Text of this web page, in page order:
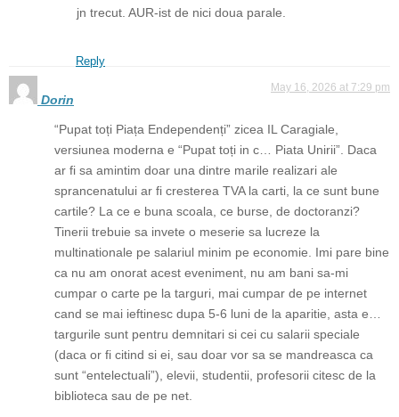
jn trecut. AUR-ist de nici doua parale.
Reply
Dorin
May 16, 2026 at 7:29 pm
“Pupat toți Piața Endependenți” zicea IL Caragiale,
versiunea moderna e “Pupat toți in c… Piata Unirii”. Daca
ar fi sa amintim doar una dintre marile realizari ale
sprancenatului ar fi cresterea TVA la carti, la ce sunt bune
cartile? La ce e buna scoala, ce burse, de doctoranzi?
Tinerii trebuie sa invete o meserie sa lucreze la
multinationale pe salariul minim pe economie. Imi pare bine
ca nu am onorat acest eveniment, nu am bani sa-mi
cumpar o carte pe la targuri, mai cumpar de pe internet
cand se mai ieftinesc dupa 5-6 luni de la aparitie, asta e…
targurile sunt pentru demnitari si cei cu salarii speciale
(daca or fi citind si ei, sau doar vor sa se mandreasca ca
sunt “entelectuali”), elevii, studentii, profesorii citesc de la
biblioteca sau de pe net.